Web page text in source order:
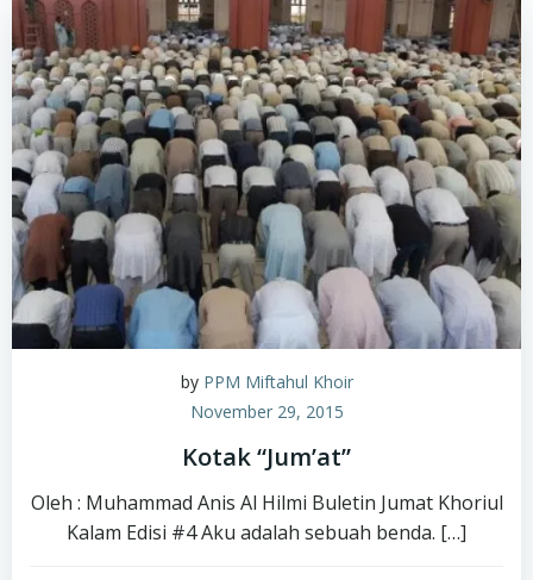
by PPM Miftahul Khoir
November 29, 2015
Kotak “Jum’at”
Oleh : Muhammad Anis Al Hilmi Buletin Jumat Khoriul
Kalam Edisi #4 Aku adalah sebuah benda. […]